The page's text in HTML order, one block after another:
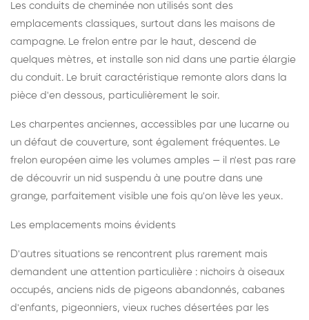
Les conduits de cheminée non utilisés sont des
emplacements classiques, surtout dans les maisons de
campagne. Le frelon entre par le haut, descend de
quelques mètres, et installe son nid dans une partie élargie
du conduit. Le bruit caractéristique remonte alors dans la
pièce d'en dessous, particulièrement le soir.
Les charpentes anciennes, accessibles par une lucarne ou
un défaut de couverture, sont également fréquentes. Le
frelon européen aime les volumes amples — il n'est pas rare
de découvrir un nid suspendu à une poutre dans une
grange, parfaitement visible une fois qu'on lève les yeux.
Les emplacements moins évidents
D'autres situations se rencontrent plus rarement mais
demandent une attention particulière : nichoirs à oiseaux
occupés, anciens nids de pigeons abandonnés, cabanes
d'enfants, pigeonniers, vieux ruches désertées par les